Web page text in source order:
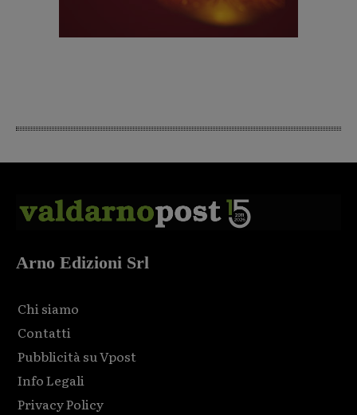
Arno Edizioni Srl
Chi siamo
Contatti
Pubblicità su Vpost
Info Legali
Privacy Policy